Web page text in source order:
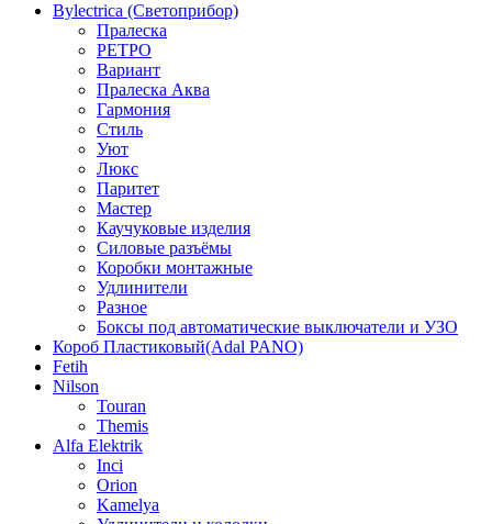
Bylectrica (Светоприбор)
Пралеска
РЕТРО
Вариант
Пралеска Аква
Гармония
Стиль
Уют
Люкс
Паритет
Мастер
Каучуковые изделия
Силовые разъёмы
Коробки монтажные
Удлинители
Разное
Боксы под автоматические выключатели и УЗО
Короб Пластиковый(Adal PANO)
Fetih
Nilson
Touran
Themis
Alfa Elektrik
Inci
Orion
Kamelya